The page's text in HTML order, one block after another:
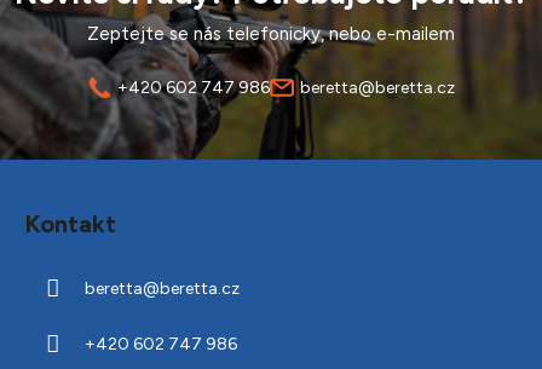
Zeptejte se nás telefonicky, nebo e-mailem
+420 602 747 986 beretta@beretta.cz
Kontakt
beretta@beretta.cz
+420 602 747 986